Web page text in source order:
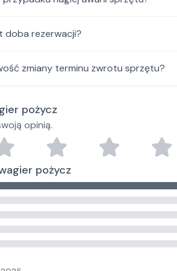
doba rezerwacji?
zmiany terminu zwrotu sprzętu?
pożycz
opinią.
pożycz